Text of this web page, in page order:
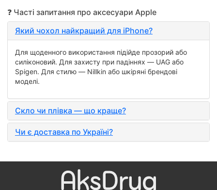
❓ Часті запитання про аксесуари Apple
Який чохол найкращий для iPhone?
Для щоденного використання підійде прозорий або
силіконовий. Для захисту при падіннях — UAG або
Spigen. Для стилю — Nillkin або шкіряні брендові
моделі.
Скло чи плівка — що краще?
Чи є доставка по Україні?